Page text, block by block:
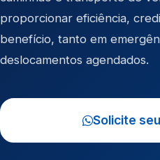
proporcionar eficiência,
benefício, tanto em
deslocamentos agendados.
Solicite